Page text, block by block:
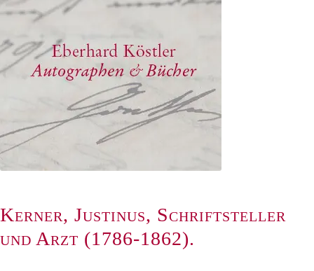
Kerner, Justinus, Schriftsteller
und Arzt (1786-1862).